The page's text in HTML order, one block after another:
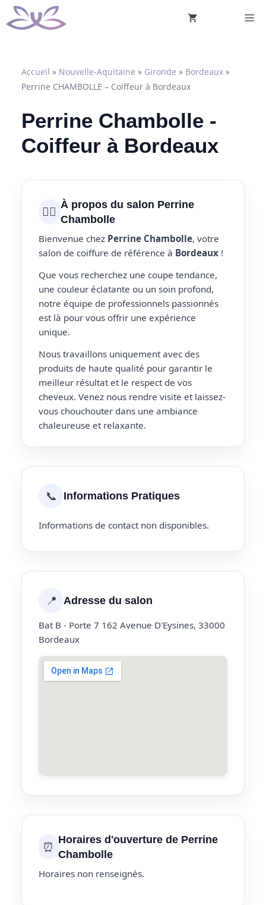
Aller
au
Accueil » Nouvelle-Aquitaine » Gironde » Bordeaux »
Perrine CHAMBOLLE – Coiffeur à Bordeaux
Perrine Chambolle -
Coiffeur à Bordeaux
💇‍♀️ À propos du salon Perrine
Chambolle
Bienvenue chez Perrine Chambolle, votre
salon de coiffure de référence à Bordeaux !
Que vous recherchez une coupe tendance,
une couleur éclatante ou un soin profond,
notre équipe de professionnels passionnés
est là pour vous offrir une expérience
unique.
Nous travaillons uniquement avec des
produits de haute qualité pour garantir le
meilleur résultat et le respect de vos
cheveux. Venez nous rendre visite et laissez-
vous chouchouter dans une ambiance
chaleureuse et relaxante.
📞 Informations Pratiques
Informations de contact non disponibles.
📍 Adresse du salon
Bat B - Porte 7 162 Avenue D'Eysines, 33000
Bordeaux
⏰ Horaires d'ouverture de Perrine
Chambolle
Horaires non renseignés.